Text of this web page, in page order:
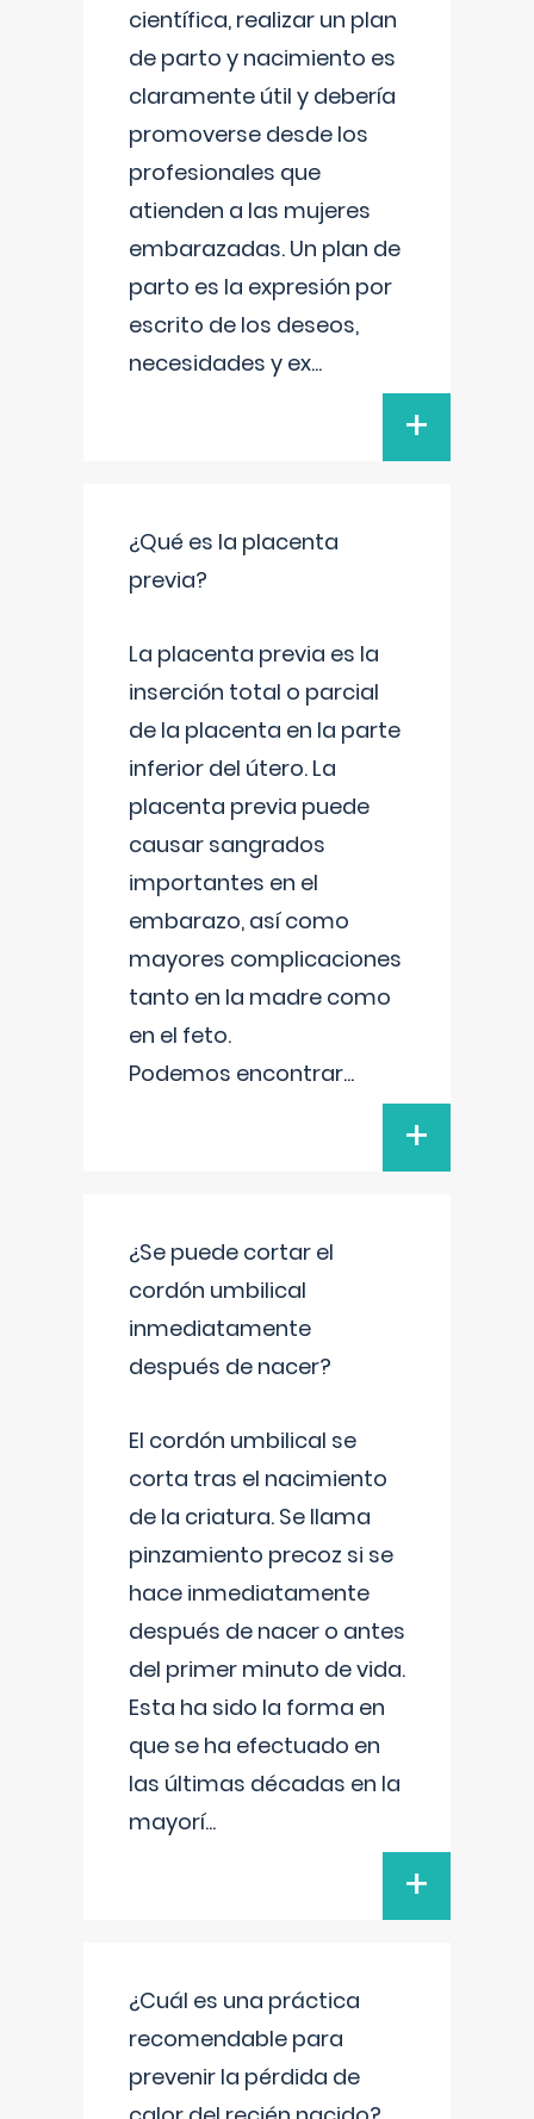
científica, realizar un plan
de parto y nacimiento es
claramente útil y debería
promoverse desde los
profesionales que
atienden a las mujeres
embarazadas. Un plan de
parto es la expresión por
escrito de los deseos,
necesidades y ex...
+
¿Qué es la placenta
previa?
La placenta previa es la
inserción total o parcial
de la placenta en la parte
inferior del útero. La
placenta previa puede
causar sangrados
importantes en el
embarazo, así como
mayores complicaciones
tanto en la madre como
en el feto.
Podemos encontrar...
+
¿Se puede cortar el
cordón umbilical
inmediatamente
después de nacer?
El cordón umbilical se
corta tras el nacimiento
de la criatura. Se llama
pinzamiento precoz si se
hace inmediatamente
después de nacer o antes
del primer minuto de vida.
Esta ha sido la forma en
que se ha efectuado en
las últimas décadas en la
mayorí...
+
¿Cuál es una práctica
recomendable para
prevenir la pérdida de